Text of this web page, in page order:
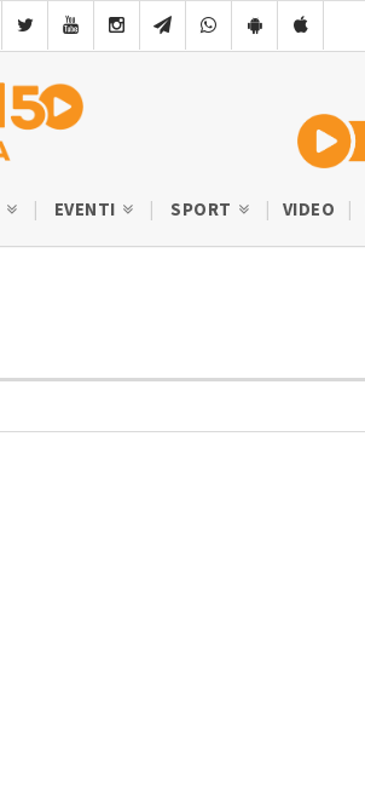
EVENTI SPORT VIDEO